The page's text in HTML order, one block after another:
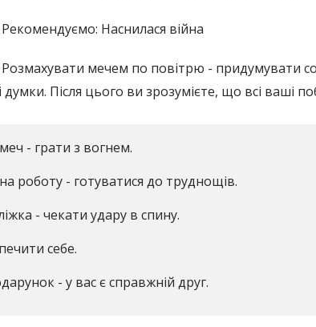
Рекомендуємо: Наснилася війна
Розмахувати мечем по повітрю - придумувати
думки. Після цього ви зрозумієте, що всі ваші
- грати з вогнем.
роботу - готуватися до труднощів.
- чекати удару в спину.
себе.
- у вас є справжній друг.